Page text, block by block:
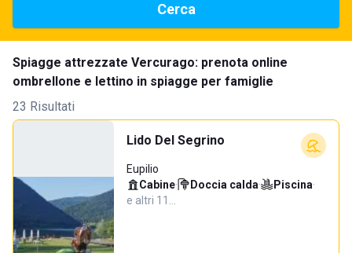
Cerca
Spiagge attrezzate Vercurago: prenota online
ombrellone e lettino in spiagge per famiglie
23 Risultati
Lido Del Segrino
Eupilio
Cabine· Doccia calda· Piscina·
e altri 11…